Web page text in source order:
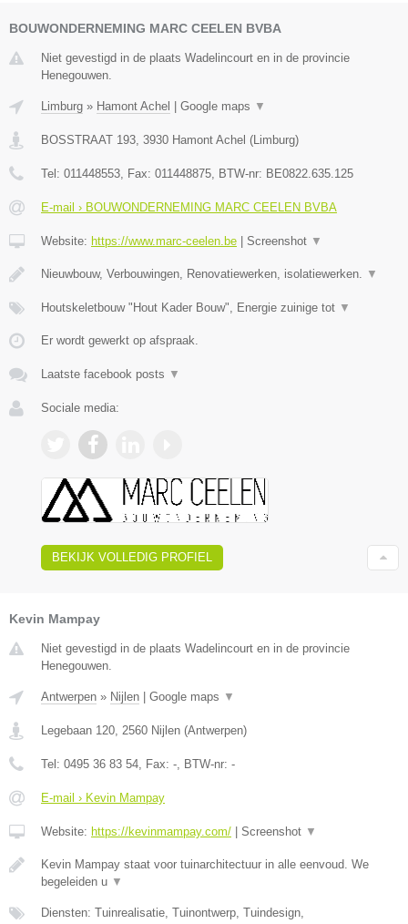
BOUWONDERNEMING MARC CEELEN BVBA
Niet gevestigd in de plaats Wadelincourt en in de provincie
Henegouwen.
Limburg » Hamont Achel Google maps ▼
BOSSTRAAT 193 3930 Hamont Achel ( Limburg)
Tel: 011448553 , Fax: 011448875 , BTW-nr: BE0822.635.125
E-mail › BOUWONDERNEMING MARC CEELEN BVBA
Website: https://www.marc-ceelen.be Screenshot ▼
Nieuwbouw, Verbouwingen, Renovatiewerken, isolatiewerken. ▼
Houtskeletbouw "Hout Kader Bouw", Energie zuinige tot ▼
Er wordt gewerkt op afspraak.
Laatste facebook posts ▼
Sociale media:
BEKIJK VOLLEDIG PROFIEL
Kevin Mampay
Niet gevestigd in de plaats Wadelincourt en in de provincie
Henegouwen.
Antwerpen » Nijlen | Google maps ▼
Legebaan 120 2560 Nijlen (Antwerpen)
Tel: 0495 36 83 54 , Fax: - , BTW-nr: -
E-mail › Kevin Mampay
Website: https://kevinmampay.com/ | Screenshot ▼
Kevin Mampay staat voor tuinarchitectuur in alle eenvoud. We
begeleiden u ▼
Diensten: Tuinrealisatie, Tuinontwerp, Tuindesign,